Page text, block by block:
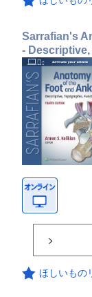
Sarrafian's
-
ほしいもの